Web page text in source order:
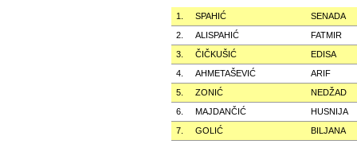
1. SPAHIĆ
SENADA
2.
ALISPAHIĆ
FATMIR
3.
ČIČKUŠIĆ
EDISA
4.
AHMETAŠEVIĆ
ARIF
5.
ZONIĆ
NEDŽAD
6.
MAJDANČIĆ
HUSNIJA
7.
GOLIĆ BILJANA